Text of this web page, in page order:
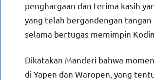
penghargaan dan terima kasih
yang telah bergandengan
selama bertugas memimpin
Dikatakan Manderi bahwa
di Yapen dan Waropen, yang